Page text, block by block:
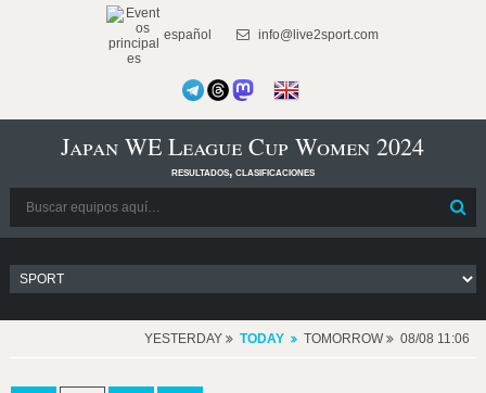
español info@live2sport.com
Japan WE League Cup Women 2024
resultados, clasificaciones
YESTERDAY TODAY TOMORROW 08/08 11:06